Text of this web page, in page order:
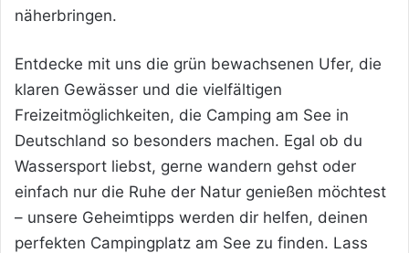
näherbringen.
Entdecke mit uns die grün bewachsenen Ufer, die
klaren Gewässer und die vielfältigen
Freizeitmöglichkeiten, die Camping am See in
Deutschland so besonders machen. Egal ob du
Wassersport liebst, gerne wandern gehst oder
einfach nur die Ruhe der Natur genießen möchtest
– unsere Geheimtipps werden dir helfen, deinen
perfekten Campingplatz am See zu finden. Lass